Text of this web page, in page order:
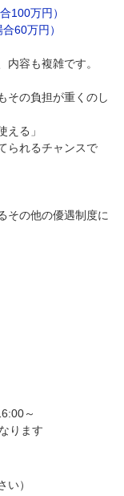
100万円）
合60万円）
容も複雑です。
その負担が重くのし
る」
られるチャンスで
その他の優遇制度に
～
ります
）